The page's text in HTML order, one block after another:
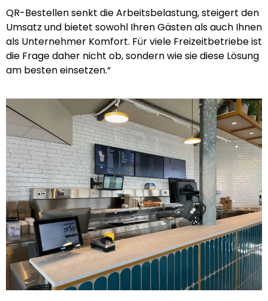
QR-Bestellen senkt die Arbeitsbelastung, steigert den
Umsatz und bietet sowohl Ihren Gästen als auch Ihnen
als Unternehmer Komfort. Für viele Freizeitbetriebe ist
die Frage daher nicht ob, sondern wie sie diese Lösung
am besten einsetzen.“